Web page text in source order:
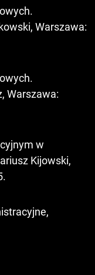
Warszawa:
Warszawa:
w
Kijowski,